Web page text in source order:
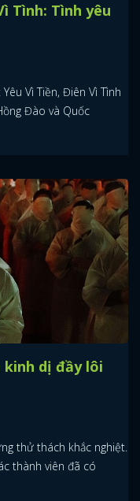
Tình: Tình yêu
Vì Tiền, Điên Vì Tình
Đào và Quốc
dị đầy lôi
thử thách khắc nghiệt.
thành viên đã có